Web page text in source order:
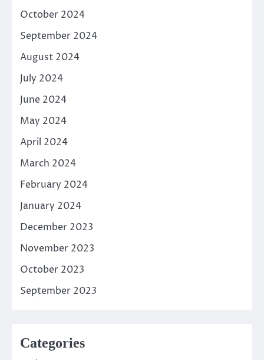
October 2024
September 2024
August 2024
July 2024
June 2024
May 2024
April 2024
March 2024
February 2024
January 2024
December 2023
November 2023
October 2023
September 2023
Categories